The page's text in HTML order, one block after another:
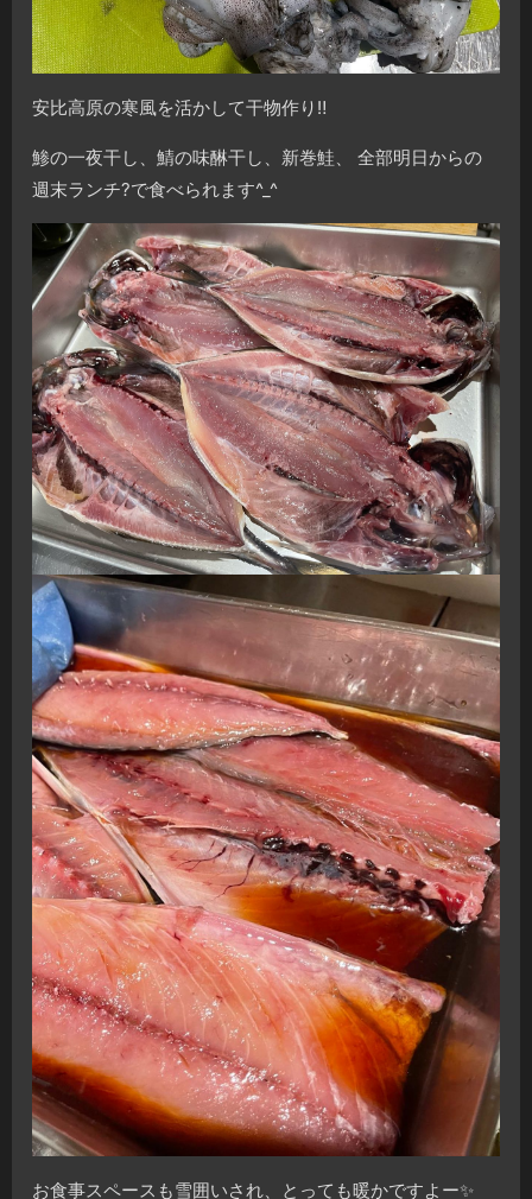
安比高原の寒風を活かして干物作り‼︎
鯵の一夜干し、鯖の味醂干し、新巻鮭、 全部明日からの
週末ランチ?で食べられます^_^
お食事スペースも雪囲いされ、とっても暖かですよー✨